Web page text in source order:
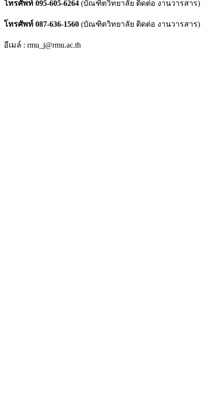
โทรศัพท์ 095-605-6264 (บัณฑิตวิทยาลัย ติดต่อ งานวารสาร)
โทรศัพท์ 087-636-1560 (บัณฑิตวิทยาลัย ติดต่อ งานวารสาร)
อีเมล์ : rmu_j@rmu.ac.th